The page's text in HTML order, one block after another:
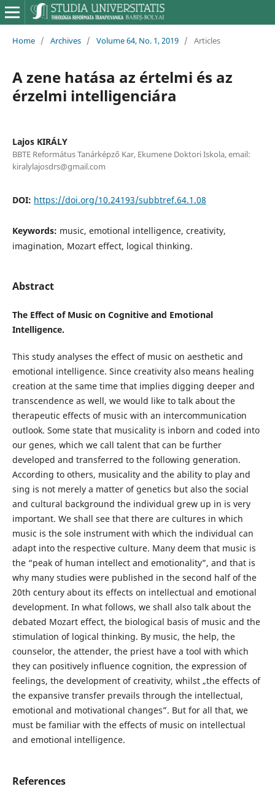
Home / Archives / Volume 64, No. 1, 2019 / Articles
A zene hatása az értelmi és az
érzelmi intelligenciára
Lajos KIRÁLY
BBTE Református Tanárképző Kar, Ekumene Doktori Iskola, email:
kiralylajosdrs@gmail.com
DOI: https://doi.org/10.24193/subbtref.64.1.08
Keywords: music, emotional intelligence, creativity,
imagination, Mozart effect, logical thinking.
Abstract
The Effect of Music on Cognitive and Emotional
Intelligence.
This study analyses the effect of music on aesthetic and
emotional intelligence. Since creativity also means healing
creation at the same time that implies digging deeper and
transcendence as well, we would like to talk about the
therapeutic effects of music with an intercommunication
outlook. Some state that musicality is inborn and coded into
our genes, which we call talent that can be further
developed and transferred to the following generation.
According to others, musicality and the ability to play and
sing is not merely a matter of genetics but also the social
and cultural background the individual grew up in is very
important. We shall see that there are cultures in which
music is the sole instrument with which the individual can
adapt into the respective culture. Many deem that music is
the “peak of human intellect and emotionality”, and that is
why many studies were published in the second half of the
20th century about its effects on intellectual and emotional
development. In what follows, we shall also talk about the
debated Mozart effect, the biological basis of music and the
stimulation of logical thinking. By music, the help, the
counselor, the attender, the priest have a tool with which
they can positively influence cognition, the expression of
feelings, the development of creativity, whilst „the effects of
the expansive transfer prevails through the intellectual,
emotional and motivational changes”. But for all that, we
must be familiar with the effects of music on intellectual
and emotional intelligence.
References